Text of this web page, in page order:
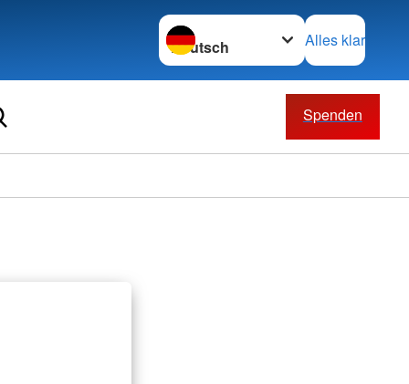
Sprache wechseln zu
Alles klar
Spenden